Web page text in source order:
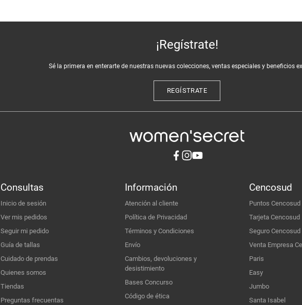
¡Regístrate!
Sé la primera en enterarte de nuestras nuevas colecciones, ventas especiales y beneficios
REGÍSTRATE
Consultas
Inicio de sesión
Ver mis pedidos
Seguir mi pedido
Guía de tallas
Cuidado de prendas
Quienes somos
Tiendas
Preguntas frecuentas
Información
Atención al cliente
Política de Privacidad
Términos y Condiciones
Envío
Cambios, devoluciones y
desistimiento
Bases Concurso
Código de ética
Cencosud
Puntos Cencosud
Tarjeta Cencosud
Seguro Cencosud
Venta Empresa
Paris
Easy
Jumbo
Santa Isabel